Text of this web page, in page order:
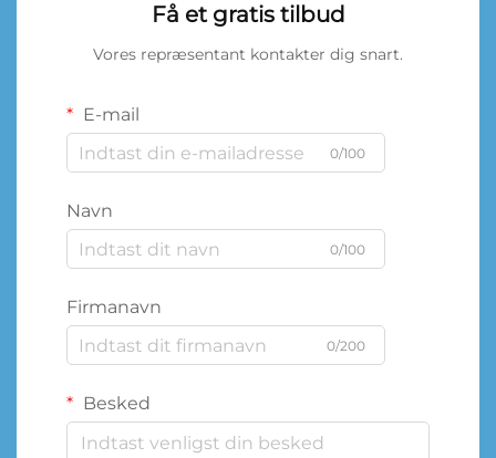
Få et gratis tilbud
Vores repræsentant kontakter dig snart.
E-mail
0/100
Navn
0/100
Firmanavn
0/200
Besked